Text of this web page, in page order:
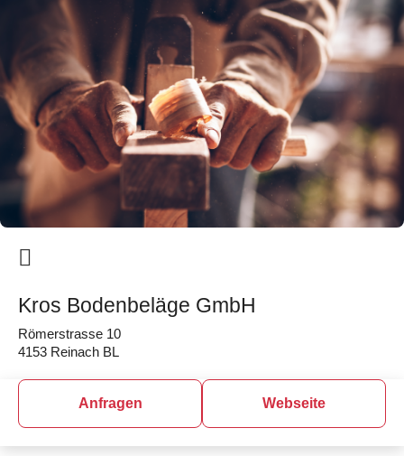
Kros Bodenbeläge GmbH
Römerstrasse 10
4153 Reinach BL
Anfragen Webseite